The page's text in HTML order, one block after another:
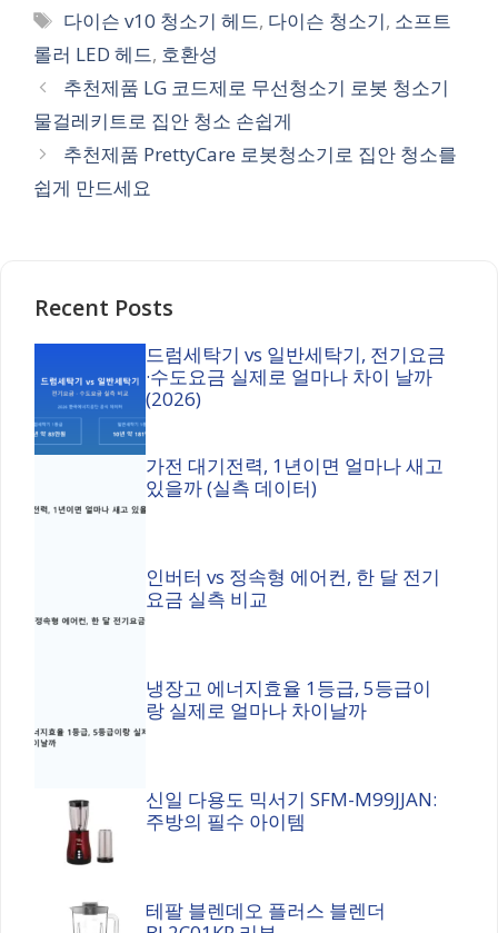
Tags
다이슨 v10 청소기 헤드, 다이슨 청소기, 소프트
롤러 LED 헤드, 호환성
추천제품 LG 코드제로 무선청소기 로봇 청소기
물걸레키트로 집안 청소 손쉽게
추천제품 PrettyCare 로봇청소기로 집안 청소를
쉽게 만드세요
Recent Posts
드럼세탁기 vs 일반세탁기, 전기요금
·수도요금 실제로 얼마나 차이 날까
(2026)
가전 대기전력, 1년이면 얼마나 새고
있을까 (실측 데이터)
인버터 vs 정속형 에어컨, 한 달 전기
요금 실측 비교
냉장고 에너지효율 1등급, 5등급이
랑 실제로 얼마나 차이날까
신일 다용도 믹서기 SFM-M99JJAN:
주방의 필수 아이템
테팔 블렌데오 플러스 블렌더